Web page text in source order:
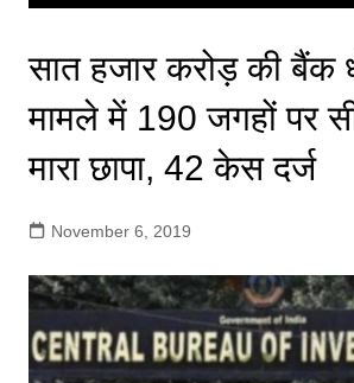
सात हजार करोड़ की बैंक
मामले में 190 जगहों पर
मारा छापा, 42 केस दर्ज
November 6, 2019